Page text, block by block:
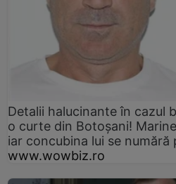
Detalii halucinante în cazul
o curte din Botoșani!
iar concubina lui se numără
www.wowbiz.ro